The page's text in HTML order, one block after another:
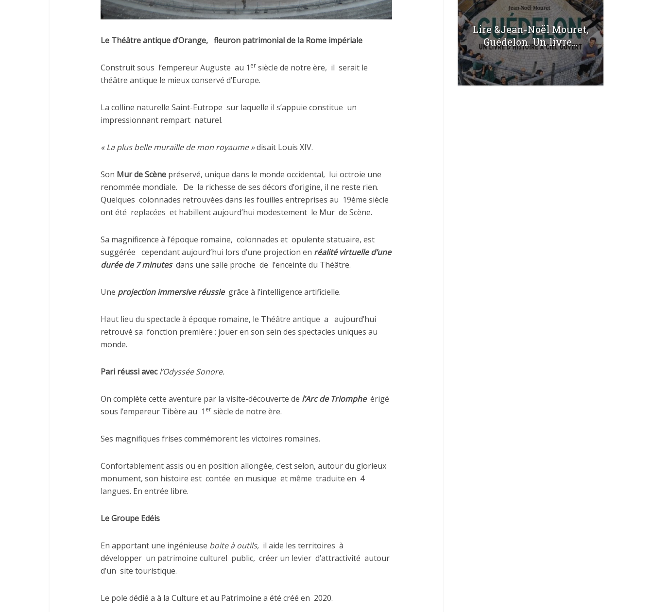
Le Théâtre antique d’Orange, fleuron patrimonial de la Rome impériale
Construit sous l’empereur Auguste au 1 er siècle de notre ère, il serait le
théâtre antique le mieux conservé d’Europe.
La colline naturelle Saint-Eutrope sur laquelle il s’appuie constitue un
impressionnant rempart naturel.
« La plus belle muraille de mon royaume »disait Louis XIV.
Son Mur de Scène préservé, unique dans le monde occidental, lui octroie une
renommée mondiale.
De la richesse de ses décors d’origine, il ne reste rien.
Quelques colonnades retrouvées dans les fouilles entreprises au 19ème siècle
ont été replacées et habillent aujourd’hui modestement le Mur de Scène.
Sa magnificence à l’époque romaine, colonnades et opulente statuaire, est
suggérée cependant aujourd’hui lors d’une projection en réalité virtuelle d’une
durée de 7 minutes dans une salle proche de l’enceinte du Théâtre.
Une projection immersive réussie grâce à l’intelligence artificielle.
Haut lieu du spectacle à époque romaine, le Théâtre antique a aujourd’hui
retrouvé sa fonction première : jouer en son sein des spectacles uniques au
monde.
Pari réussi avecl’Odyssée Sonore.
On complète cette aventure par la visite-découverte de l’Arc de Triomphe érigé
sous l’empereur Tibère au 1 er siècle de notre ère.
Ses magnifiques frises commémorent les victoires romaines.
Confortablement assis ou en position allongée, c’est selon, autour du glorieux
monument, son histoire est contée en musique et même traduite en 4
langues. En entrée libre.
Le Groupe Edéis
En apportant une ingénieuse boite à outils, il aide les territoires à
développer un patrimoine culturel public, créer un levier d’attractivité autour
d’un site touristique.
Le pole dédié a à la Culture et au Patrimoine a été créé en 2020.
Lire &Jean-Noël Mouret,
Guédelon. Un livre...